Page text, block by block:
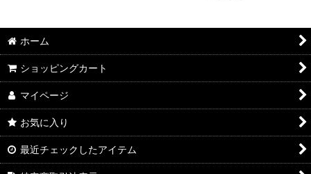
ホーム
ショッピングカート
マイページ
お気に入り
最近チェックしたアイテム